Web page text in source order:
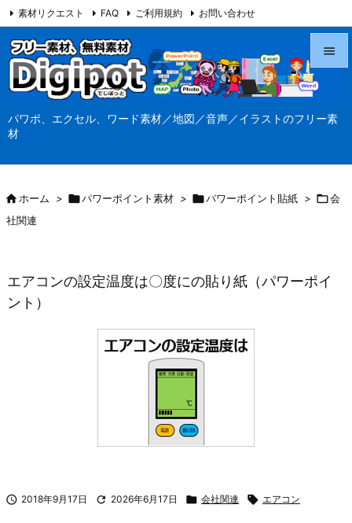
パワポ、エクセル、ワード素材／地図／音声／イラストのフリー素
材




素材リクエスト FAQ ご利用規約 お問い合わせ
当サイト（Digipot.net）について
ホーム > パワーポイント素材 > パワーポイント貼紙 > 会
社関連
エアコンの設定温度は〇度にの貼り紙（パワーポイ
ント）
 2018年9月17日  2026年6月17日  会社関連  エアコン